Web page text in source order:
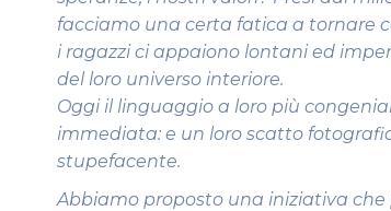
facciamo una certa fatica a tornare
i ragazzi ci appaiono lontani ed
del loro universo interiore.
Oggi il linguaggio a loro più
immediata: e un loro scatto
stupefacente.
Abbiamo proposto una iniziativa